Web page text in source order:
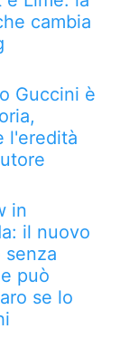
cambia
Guccini è
l'eredità
in
il nuovo
senza
può
se lo